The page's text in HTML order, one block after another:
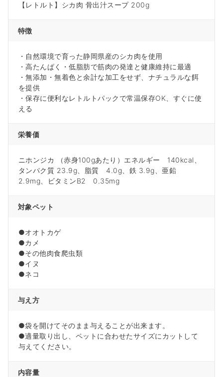
【レトルト】シカ肉 骨出汁スープ 200g
特徴
・自然環境で育った静岡県産のシカ肉を使用
・高たんぱく・低脂肪で筋肉の発達と健康維持に最適
・無添加・無着色と余計な加工をせず、ナチュラルな餌
を提供
・保存に便利なレトルトパックで常温保存OK、すぐに使
える
栄養価
ニホンジカ （赤身100gあたり）エネルギー 140kcal、
タンパク質 23.9g、脂質 4.0g、鉄 3.9g、亜鉛
2.9mg、ビタミンB2 0.35mg
対象ペット
●オオトカゲ
●カメ
●その他肉食爬虫類
●イヌ
●ネコ
与え方
●袋を開けてそのまま与えることが出来ます。
●適量取り出し、ペットに合わせたサイズにカットして
与えてください。
内容量